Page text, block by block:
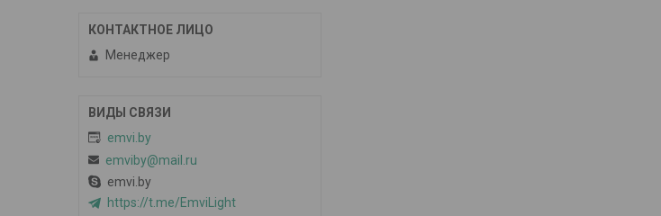
Менеджер
emvi.by
emviby@mail.ru
emvi.by
https://t.me/EmviLight